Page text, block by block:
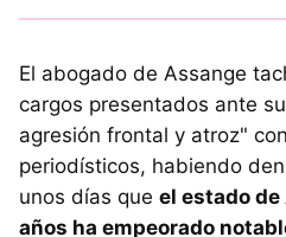
El abogado de Assange
cargos presentados ante
agresión frontal y atroz"
periodísticos, habiendo
unos días que el estado
años ha empeorado